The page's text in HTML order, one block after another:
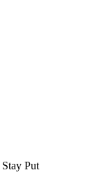
Stay Put